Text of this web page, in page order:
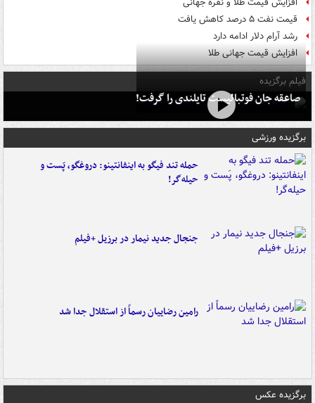
افزایش قیمت طلا و نقره جهانی
قیمت نفت ۵ درصد کاهش یافت
رشد آرام دلار ادامه دارد
افزایش قیمت جهانی طلا
فیلم برگزیده
صاعقه جان فوتبالیست تایلندی را گرفت!
برگزیده ورزشی
حمله تند فیگو به اینفانتینو: دروغگو، پَست‌ و
حیله‌گر!
جنجال جدید نیمار در برزیل +فیلم
رامین رضاییان رسماً از استقلال جدا شد
برگزیده عکس